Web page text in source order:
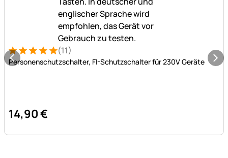
Bewertung: 5 von 5 (11 Bewertungen)
11 Bewertungen
(11)
Personenschutzschalter, FI-Schutzschalter für 230V Geräte
14,90€